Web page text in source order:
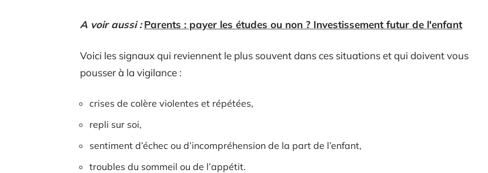
A voir aussi : Parents : payer les études ou non ? Investissement futur de l'enfant
Voici les signaux qui reviennent le plus souvent dans ces situations et qui doivent vous
pousser à la vigilance :
crises de colère violentes et répétées,
repli sur soi,
sentiment d’échec ou d’incompréhension de la part de l’enfant,
troubles du sommeil ou de l’appétit.